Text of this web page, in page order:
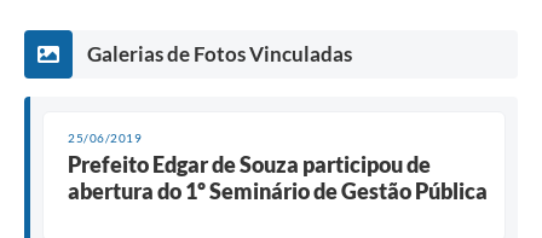
Galerias de Fotos Vinculadas
25/06/2019
Prefeito Edgar de Souza participou de
abertura do 1º Seminário de Gestão Pública